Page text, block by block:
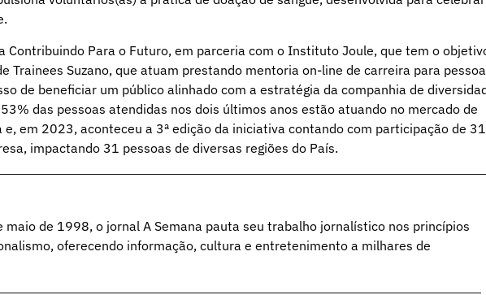
Contribuindo Para o Futuro, em parceria com o Instituto Joule, que tem o
Trainees Suzano, que atuam prestando mentoria on-line de carreira para
de beneficiar um público alinhado com a estratégia da companhia de
das pessoas atendidas nos dois últimos anos estão atuando no mercado de
em 2023, aconteceu a 3ª edição da iniciativa contando com participação de 31
impactando 31 pessoas de diversas regiões do País.
maio de 1998, o jornal A Semana pauta seu trabalho jornalístico nos princípios
oferecendo informação, cultura e entretenimento a milhares de